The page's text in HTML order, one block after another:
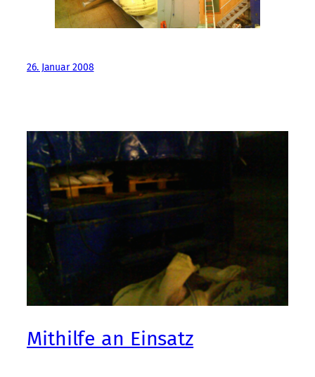
26. Januar 2008
Mithilfe an Einsatz